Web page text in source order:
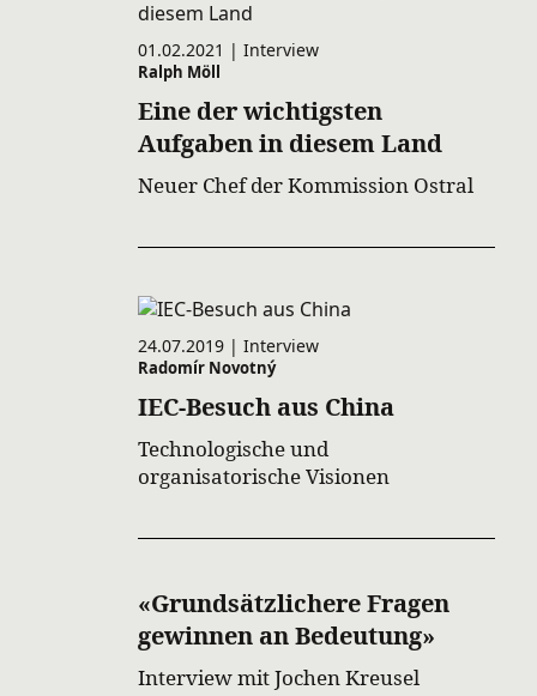
01.02.2021 | Interview
Ralph Möll
Eine der wichtigsten
Aufgaben in diesem Land
Neuer Chef der Kommission Ostral
24.07.2019 | Interview
Radomír Novotný
IEC-Besuch aus China
Technologische und
organisatorische Visionen
«Grundsätzlichere Fragen
gewinnen an Bedeutung»
Interview mit Jochen Kreusel